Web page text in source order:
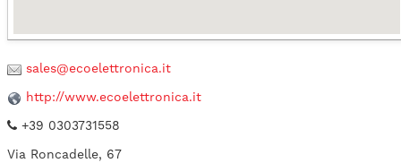
sales@ecoelettronica.it
http://www.ecoelettronica.it
+39 0303731558
Via Roncadelle, 67